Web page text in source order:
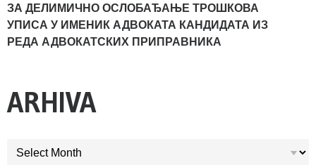
ЗА ДЕЛИМИЧНО ОСЛОБАЂАЊЕ ТРОШКОВА
УПИСА У ИМЕНИК АДВОКАТА КАНДИДАТА ИЗ
РЕДА АДВОКАТСКИХ ПРИПРАВНИКА
ARHIVA
ARHIVA